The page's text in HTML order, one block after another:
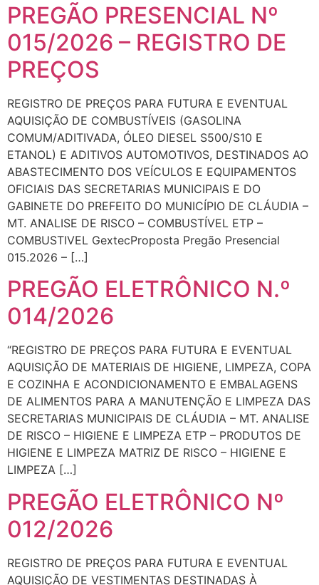
PREGÃO PRESENCIAL Nº
015/2026 – REGISTRO DE
PREÇOS
REGISTRO DE PREÇOS PARA FUTURA E EVENTUAL
AQUISIÇÃO DE COMBUSTÍVEIS (GASOLINA
COMUM/ADITIVADA, ÓLEO DIESEL S500/S10 E
ETANOL) E ADITIVOS AUTOMOTIVOS, DESTINADOS AO
ABASTECIMENTO DOS VEÍCULOS E EQUIPAMENTOS
OFICIAIS DAS SECRETARIAS MUNICIPAIS E DO
GABINETE DO PREFEITO DO MUNICÍPIO DE CLÁUDIA –
MT. ANALISE DE RISCO – COMBUSTÍVEL ETP –
COMBUSTIVEL GextecProposta Pregão Presencial
015.2026 – […]
PREGÃO ELETRÔNICO N.º
014/2026
“REGISTRO DE PREÇOS PARA FUTURA E EVENTUAL
AQUISIÇÃO DE MATERIAIS DE HIGIENE, LIMPEZA, COPA
E COZINHA E ACONDICIONAMENTO E EMBALAGENS
DE ALIMENTOS PARA A MANUTENÇÃO E LIMPEZA DAS
SECRETARIAS MUNICIPAIS DE CLÁUDIA – MT. ANALISE
DE RISCO – HIGIENE E LIMPEZA ETP – PRODUTOS DE
HIGIENE E LIMPEZA MATRIZ DE RISCO – HIGIENE E
LIMPEZA […]
PREGÃO ELETRÔNICO Nº
012/2026
REGISTRO DE PREÇOS PARA FUTURA E EVENTUAL
AQUISIÇÃO DE VESTIMENTAS DESTINADAS À